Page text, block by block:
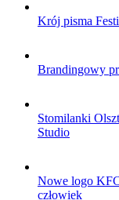
Krój pisma
Brandingowy
Stomilanki
Studio
Nowe logo
człowiek